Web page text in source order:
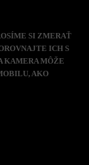
SI ZMERAŤ
ICH S
KAMERA MÔŽE
AKO